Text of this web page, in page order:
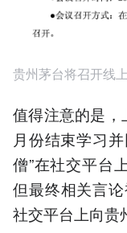
贵州茅台将召开线
值得注意的是
月份结束学习
僧”在社交平台
但最终相关言
社交平台上向贵